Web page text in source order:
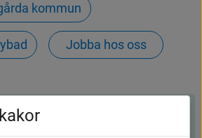
kommun
Jobba hos oss